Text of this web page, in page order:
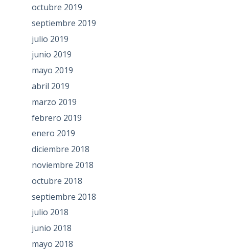
octubre 2019
septiembre 2019
julio 2019
junio 2019
mayo 2019
abril 2019
marzo 2019
febrero 2019
enero 2019
diciembre 2018
noviembre 2018
octubre 2018
septiembre 2018
julio 2018
junio 2018
mayo 2018